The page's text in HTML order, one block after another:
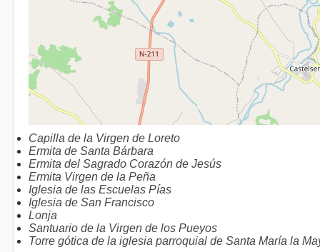
Capilla de la Virgen de Loreto
Ermita de Santa Bárbara
Ermita del Sagrado Corazón de Jesús
Ermita Virgen de la Peña
Iglesia de las Escuelas Pías
Iglesia de San Francisco
Lonja
Santuario de la Virgen de los Pueyos
Torre gótica de la iglesia parroquial de Santa María la